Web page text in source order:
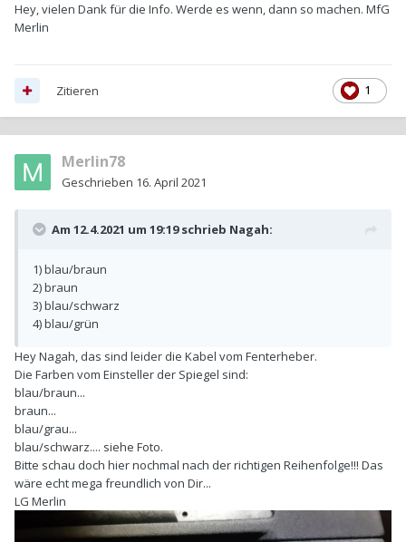
Zum nicht trödeln gehört, dass man nicht erst groß sucht, was
finden ist, komplett (Rep.-Leitfäden, Stromlaufpläne,
Instandhaltung genau genommen (da steht noch einiges drin,
Download geht schneller als erst lange das richtige zu
identifizieren. Aussortieren kann man hinterher immer noch.
Wenn man dann noch Zeit hat, gibt es auch noch einen Punkt
eingeben und erhält noch ein paar Informationen
(Produktions- oder Auslieferungsdatum, Kennbuchstaben,
Typgenehmigungsnummer, PR-Nummern / Ausstattung ab
Werk, ...).
Hey, vielen Dank für die Info. Werde es wenn, dann so machen. MfG
Merlin
1
Zitieren
Merlin78
Geschrieben 16. April 2021
Am 12.4.2021 um 19:19 schrieb Nagah:
1) blau/braun
2) braun
3) blau/schwarz
4) blau/grün
Hey Nagah, das sind leider die Kabel vom Fenterheber.
Die Farben vom Einsteller der Spiegel sind:
blau/braun...
braun...
blau/grau...
blau/schwarz.... siehe Foto.
Bitte schau doch hier nochmal nach der richtigen Reihenfolge!!! Das
wäre echt mega freundlich von Dir...
LG Merlin